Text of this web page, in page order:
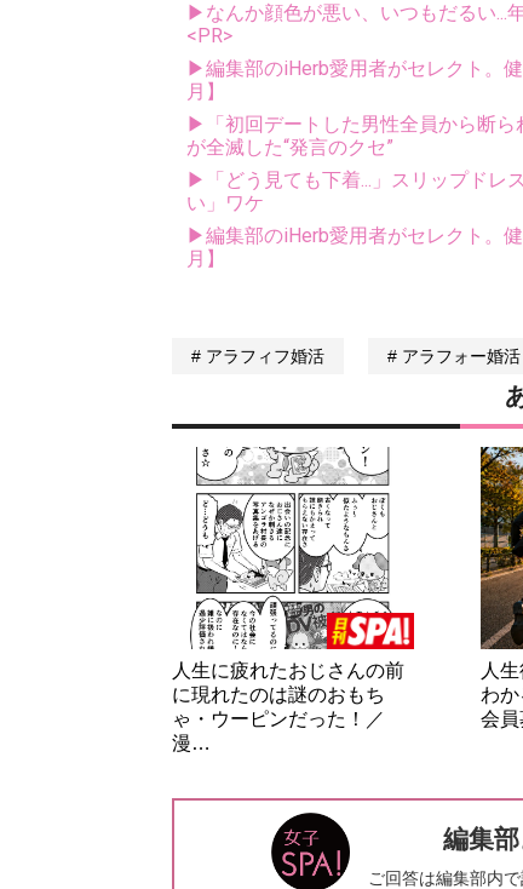
▶なんか顔色が悪い、いつもだるい...
<PR>
▶編集部のiHerb愛用者がセレクト。
月】
▶「初回デートした男性全員から断
が全滅した“発言のクセ”
▶「どう見ても下着...」スリップドレ
い」ワケ
▶編集部のiHerb愛用者がセレクト。
月】
アラフィフ婚活 アラフォー婚活
人生に疲れたおじさんの前
に現れたのは謎のおもち
ゃ・ウーピンだった！／
漫…
人
わ
会員